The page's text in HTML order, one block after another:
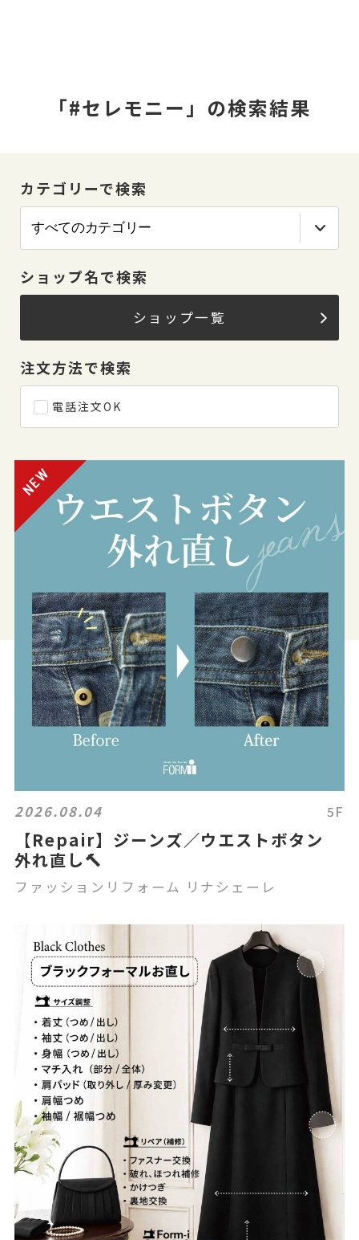
「#セレモニー」の検索結果
カテゴリーで検索
ショップ名で検索
ショップ一覧
注文方法で検索
電話注文OK
2026.08.04 5F
【Repair】ジーンズ／ウエストボタン
外れ直し🔨
ファッションリフォーム リナシェーレ